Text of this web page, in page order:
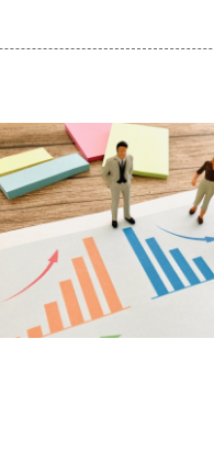
ログイン
デザイン相談
お問い合わせ
ディングのご相談
スマッチングはこちら